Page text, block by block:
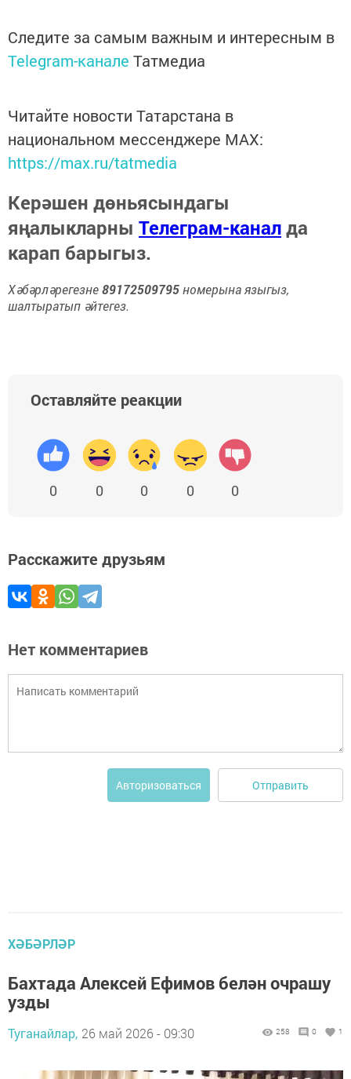
Следите за самым важным и интересным в
Telegram-канале Татмедиа
Читайте новости Татарстана в
национальном мессенджере MАХ:
https://max.ru/tatmedia
Керәшен дөньясындагы
яңалыкларны Телеграм-каналда
карап барыгыз.
Хәбәрләрегезне89172509795номерына языгыз,
шалтыратып әйтегез.
Оставляйте реакции
0 0 0 0 0
Расскажите друзьям
Нет комментариев
Авторизоваться Отправить
ХӘБӘРЛӘР
Бахтада Алексей Ефимов белән очрашу
узды
Туганайлар, 26 май 2026 - 09:30 258 0 1